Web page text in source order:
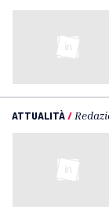
ATTUALITÀ/